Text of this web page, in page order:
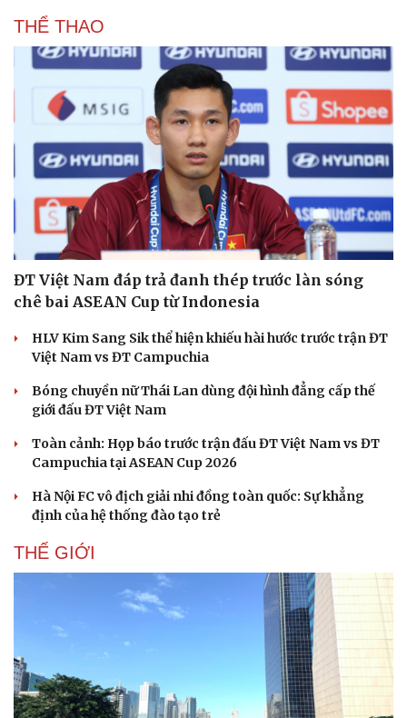
THỂ THAO
ĐT Việt Nam đáp trả đanh thép trước làn sóng
chê bai ASEAN Cup từ Indonesia
HLV Kim Sang Sik thể hiện khiếu hài hước trước trận ĐT
Việt Nam vs ĐT Campuchia
Bóng chuyền nữ Thái Lan dùng đội hình đẳng cấp thế
giới đấu ĐT Việt Nam
Toàn cảnh: Họp báo trước trận đấu ĐT Việt Nam vs ĐT
Campuchia tại ASEAN Cup 2026
Hà Nội FC vô địch giải nhi đồng toàn quốc: Sự khẳng
định của hệ thống đào tạo trẻ
THẾ GIỚI